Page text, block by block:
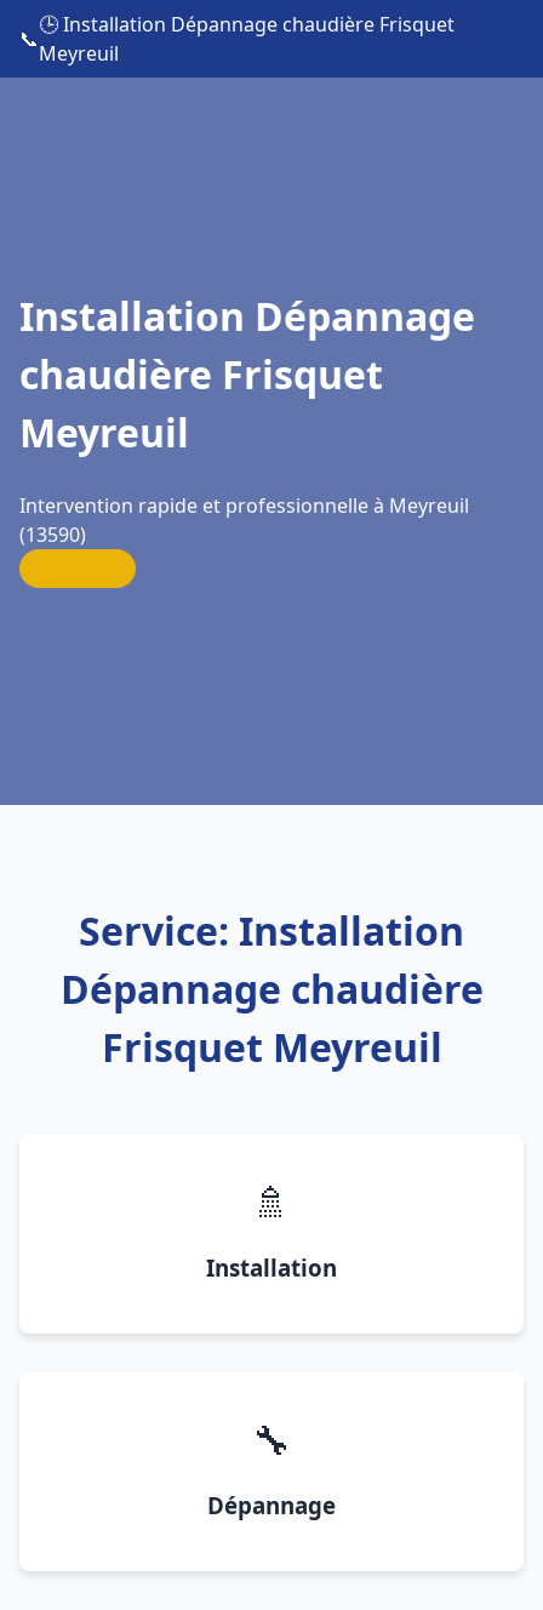
📞
🕒 Installation Dépannage chaudière Frisquet
Meyreuil
Installation Dépannage
chaudière Frisquet
Meyreuil
Intervention rapide et professionnelle à Meyreuil
(13590)
Service: Installation
Dépannage chaudière
Frisquet Meyreuil
🚿
Installation
🔧
Dépannage